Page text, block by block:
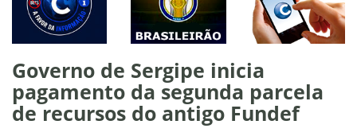
Governo de Sergipe inicia
pagamento da segunda parcela
de recursos do antigo Fundef